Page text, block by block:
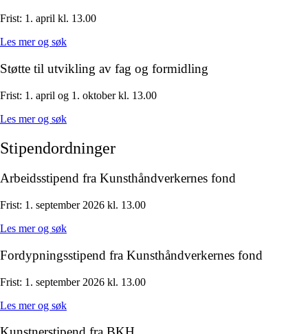
Frist: 1. april kl. 13.00
Les mer og søk
Støtte til utvikling av fag og formidling
Frist: 1. april og 1. oktober kl. 13.00
Les mer og søk
Stipendordninger
Arbeidsstipend fra Kunsthåndverkernes fond
Frist: 1. september 2026 kl. 13.00
Les mer og søk
Fordypningsstipend fra Kunsthåndverkernes fond
Frist: 1. september 2026 kl. 13.00
Les mer og søk